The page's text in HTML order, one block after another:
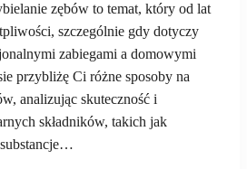
zębów to temat, który od lat
szczególnie gdy dotyczy
zabiegami a domowymi
przybliżę Ci różne sposoby na
analizując skuteczność i
składników, takich jak